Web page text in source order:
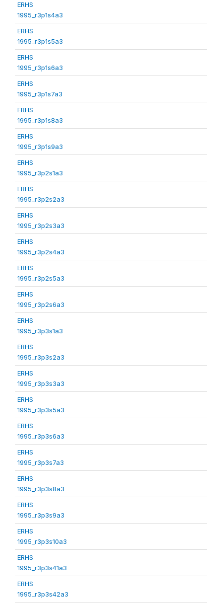
ERHS
1995_r3p1s4a3
ERHS
1995_r3p1s5a3
ERHS
1995_r3p1s6a3
ERHS
1995_r3p1s7a3
ERHS
1995_r3p1s8a3
ERHS
1995_r3p1s9a3
ERHS
1995_r3p2s1a3
ERHS
1995_r3p2s2a3
ERHS
1995_r3p2s3a3
ERHS
1995_r3p2s4a3
ERHS
1995_r3p2s5a3
ERHS
1995_r3p2s6a3
ERHS
1995_r3p3s1a3
ERHS
1995_r3p3s2a3
ERHS
1995_r3p3s3a3
ERHS
1995_r3p3s5a3
ERHS
1995_r3p3s6a3
ERHS
1995_r3p3s7a3
ERHS
1995_r3p3s8a3
ERHS
1995_r3p3s9a3
ERHS
1995_r3p3s10a3
ERHS
1995_r3p3s41a3
ERHS
1995_r3p3s42a3